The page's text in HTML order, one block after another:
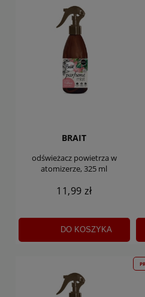
BRAIT
odświeżacz powietrza w
atomizerze, 325 ml
11,99 zł
DO KOSZYKA